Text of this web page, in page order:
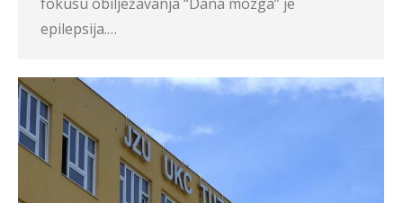
epilepsija.…